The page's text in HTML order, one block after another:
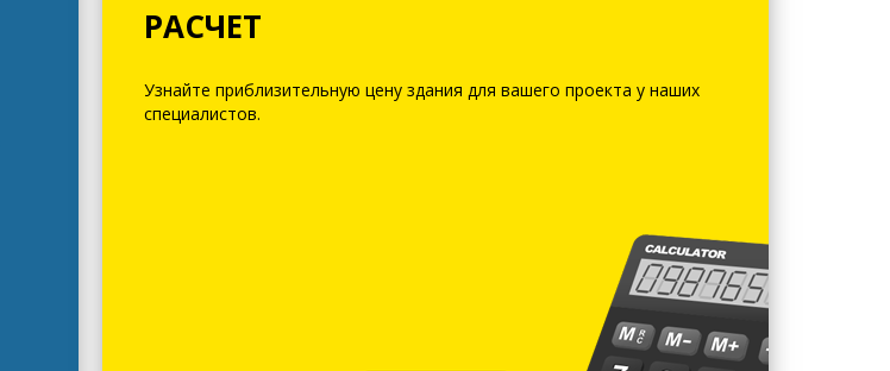
РАСЧЕТ
Узнайте приблизительную цену здания для вашего проекта у наших
специалистов.